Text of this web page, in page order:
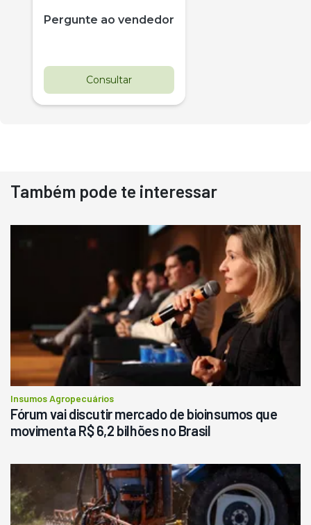
Pergunte ao vendedor
Consultar
Destaque
Usado
Pá Carregadeira Cat 966
R$ 145.000
Consultar
Também pode te interessar
Insumos Agropecuários
Fórum vai discutir mercado de bioinsumos que
movimenta R$ 6,2 bilhões no Brasil